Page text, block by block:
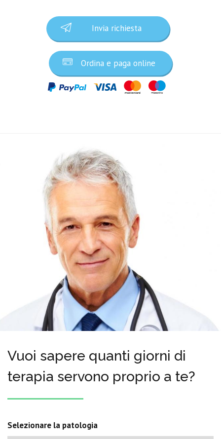
Invia richiesta
Ordina e paga online
Vuoi sapere quanti giorni di
terapia servono proprio a te?
Selezionare la patologia